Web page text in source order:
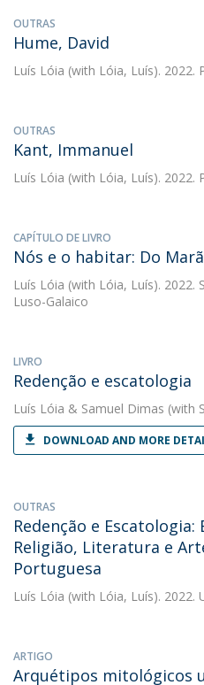
OUTRAS
Hume, David
Luís Lóia (with Lóia, Luís). 2022.
OUTRAS
Kant, Immanuel
Luís Lóia (with Lóia, Luís). 2022.
CAPÍTULO DE LIVRO
Nós e o habitar: Do
Luís Lóia (with Lóia, Luís). 2022.
Luso-Galaico
LIVRO
Redenção e escatologia
Luís Lóia & Samuel Dimas (with
DOWNLOAD AND MORE
OUTRAS
Redenção e
Religião, Literatura e
Portuguesa
Luís Lóia (with Lóia, Luís). 2022.
ARTIGO
Arquétipos mitológicos